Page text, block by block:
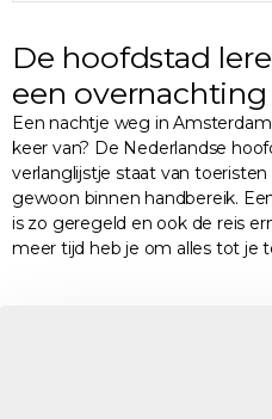
De hoofdstad
een
Een nachtje weg in
keer van? De Nederlandse
verlanglijstje staat van
gewoon binnen handbereik.
is zo geregeld en ook de reis
meer tijd heb je om alles tot je